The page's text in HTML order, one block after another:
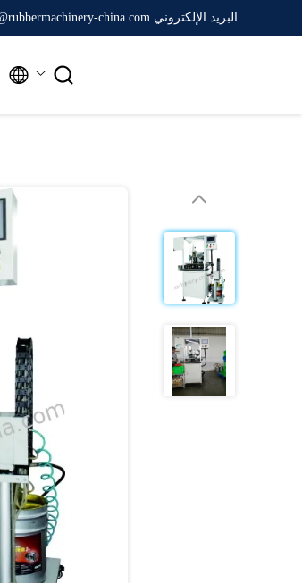
البريد الإلكتروني susanna@rubbermachinery-china.com
 